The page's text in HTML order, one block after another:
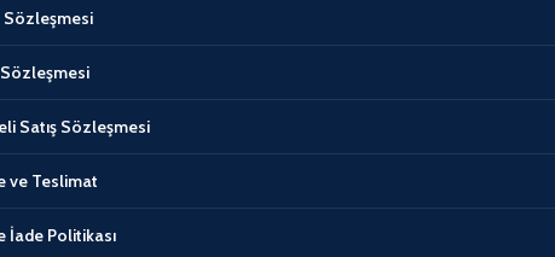
Satış Sözleşmesi
ve Teslimat
İade Politikası